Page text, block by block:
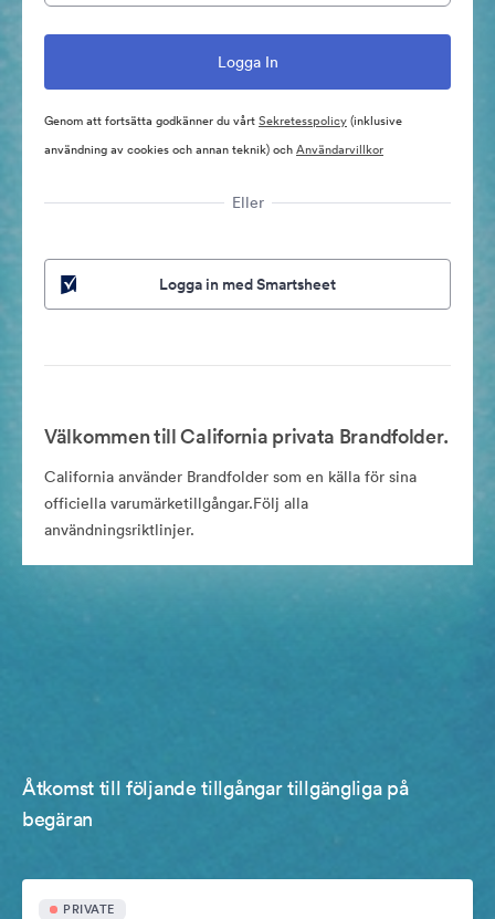
Genom att fortsätta godkänner du vårtSekretesspolicy(inklusive
användning av cookies och annan teknik) ochAnvändarvillkor
Eller
Logga in med Smartsheet
Välkommen till California privata Brandfolder.
California använder Brandfolder som en källa för sina
officiella varumärketillgångar.Följ alla
användningsriktlinjer.
Åtkomst till följande tillgångar tillgängliga på
begäran
PRIVATE